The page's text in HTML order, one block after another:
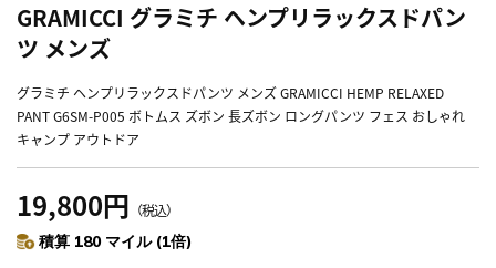
GRAMICCI グラミチ ヘンプリラックスドパン
ツ メンズ
グラミチ ヘンプリラックスドパンツ メンズ GRAMICCI HEMP RELAXED
PANT G6SM-P005 ボトムス ズボン 長ズボン ロングパンツ フェス おしゃれ
キャンプ アウトドア
19,800円 （税込）
積算 180 マイル (1倍)